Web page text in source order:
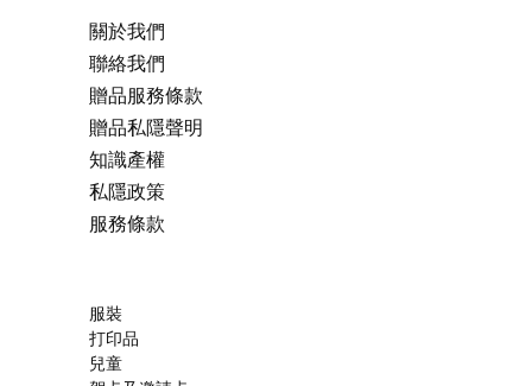
關於我們
聯絡我們
贈品服務條款
贈品私隱聲明
知識產權
私隱政策
服務條款
服裝
打印品
兒童